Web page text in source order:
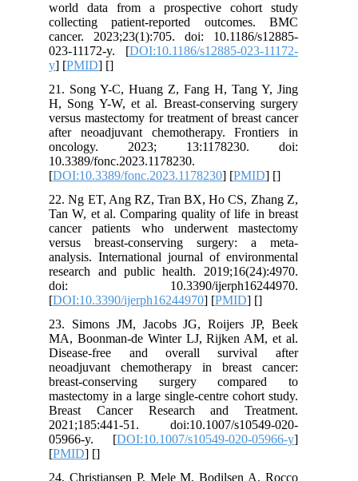
world data from a prospective cohort study
collecting patient-reported outcomes. BMC
cancer. 2023;23(1):705. doi: 10.1186/s12885-
023-11172-y. [DOI:10.1186/s12885-023-11172-
y] [PMID] [
21. Song Y-C, Huang Z, Fang H, Tang Y, Jing
H, Song Y-W, et al. Breast-conserving surgery
versus mastectomy for treatment of breast cancer
after neoadjuvant chemotherapy. Frontiers in
oncology. 2023; 13:1178230. doi:
10.3389/fonc.2023.1178230.
[DOI:10.3389/fonc.2023.1178230] [PMID] [
22. Ng ET, Ang RZ, Tran BX, Ho CS, Zhang Z,
Tan W, et al. Comparing quality of life in breast
cancer patients who underwent mastectomy
versus breast-conserving surgery: a meta-
analysis. International journal of environmental
research and public health. 2019;16(24):4970.
doi: 10.3390/ijerph16244970.
[DOI:10.3390/ijerph16244970] [PMID] [
23. Simons JM, Jacobs JG, Roijers JP, Beek
MA, Boonman-de Winter LJ, Rijken AM, et al.
Disease-free and overall survival after
neoadjuvant chemotherapy in breast cancer:
breast-conserving surgery compared to
mastectomy in a large single-centre cohort study.
Breast Cancer Research and Treatment.
2021;185:441-51. doi:10.1007/s10549-020-
05966-y. [DOI:10.1007/s10549-020-05966-y
[PMID] [
24. Christiansen P, Mele M, Bodilsen A, Rocco